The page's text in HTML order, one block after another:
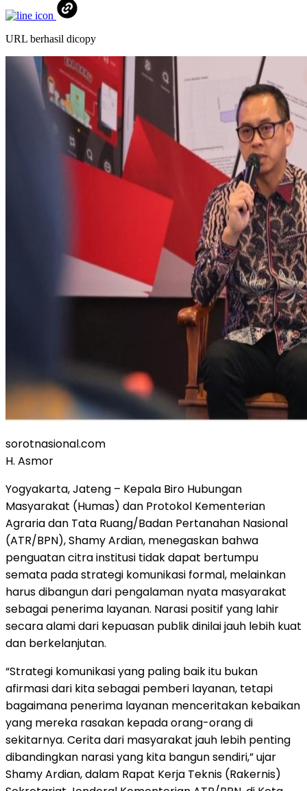
URL berhasil dicopy
sorotnasional.com
H. Asmor
Yogyakarta, Jateng – Kepala Biro Hubungan
Masyarakat (Humas) dan Protokol Kementerian
Agraria dan Tata Ruang/Badan Pertanahan Nasional
(ATR/BPN), Shamy Ardian, menegaskan bahwa
penguatan citra institusi tidak dapat bertumpu
semata pada strategi komunikasi formal, melainkan
harus dibangun dari pengalaman nyata masyarakat
sebagai penerima layanan. Narasi positif yang lahir
secara alami dari kepuasan publik dinilai jauh lebih kuat
dan berkelanjutan.
“Strategi komunikasi yang paling baik itu bukan
afirmasi dari kita sebagai pemberi layanan, tetapi
bagaimana penerima layanan menceritakan kebaikan
yang mereka rasakan kepada orang-orang di
sekitarnya. Cerita dari masyarakat jauh lebih penting
dibandingkan narasi yang kita bangun sendiri,” ujar
Shamy Ardian, dalam Rapat Kerja Teknis (Rakernis)